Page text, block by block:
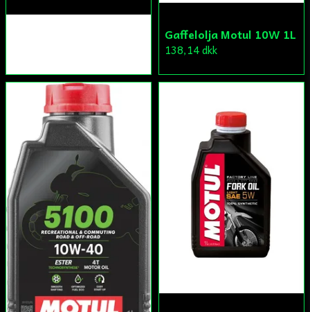
Gaffelolja Motul 10W 1L
138,14 dkk